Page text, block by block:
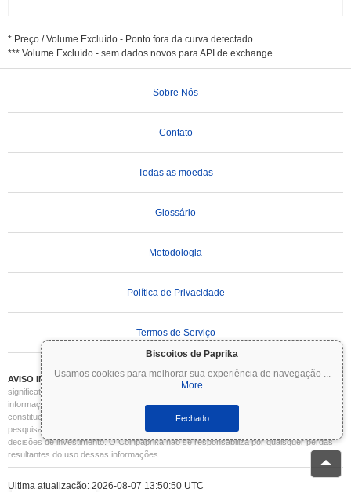
Biscoitos de Paprika
Usamos cookies para melhorar sua experiência de navegação ...
More
Fechado
* Preço / Volume Excluído - Ponto fora da curva detectado
*** Volume Excluído - sem dados novos para API de exchange
Sobre Nós
Contato
Todas as moedas
Glossário
Metodologia
Política de Privacidade
Termos de Serviço
AVISO IMPORTANTE:As criptomoedas são altamente voláteis e envolvem riscos
significativos. Você pode perder parte ou todo o seu investimento. Todas as
informações no Coinpaprika são fornecidas apenas para fins informativos e não
constituem aconselhamento financeiro ou de investimento. Sempre faça sua própria
pesquisa (DYOR) e consulte um consultor financeiro qualificado antes de tomar
decisões de investimento. O Coinpaprika não se responsabiliza por quaisquer perdas
resultantes do uso dessas informações.
Ultima atualização: 2026-08-07 13:50:50 UTC